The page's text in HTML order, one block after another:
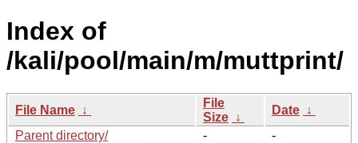
Index of
/kali/pool/main/m/muttprint/
File Name ↓
File
Size ↓
Date ↓
Parent directory/
-
-